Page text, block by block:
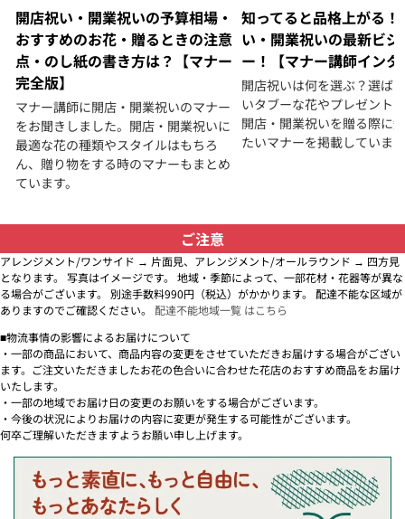
開店祝い・開業祝いの予算相場・
おすすめのお花・贈るときの注意
点・のし紙の書き方は？【マナー
完全版】
マナー講師に開店・開業祝いのマナー
をお聞きしました。開店・開業祝いに
最適な花の種類やスタイルはもちろ
ん、贈り物をする時のマナーもまとめ
ています。
知ってると品格上がる！
い・開業祝いの最新ビ
ー！【マナー講師イン
開店祝いは何を選ぶ？選ば
いタブーな花やプレゼント
開店・開業祝いを贈る際に
たいマナーを掲載していま
ご注意
アレンジメント/ワンサイド → 片面見、アレンジメント/オールラウンド → 四方見
となります。 写真はイメージです。 地域・季節によって、一部花材・花器等が異な
る場合がございます。 別途手数料990円（税込）がかかります。 配達不能な区域が
ありますのでご確認ください。 配達不能地域一覧 はこちら
■物流事情の影響によるお届けについて
・一部の商品において、商品内容の変更をさせていただきお届けする場合がござい
ます。ご注文いただきましたお花の色合いに合わせた花店のおすすめ商品をお届け
いたします。
・一部の地域でお届け日の変更のお願いをする場合がございます。
・今後の状況によりお届けの内容に変更が発生する可能性がございます。
何卒ご理解いただきますようお願い申し上げます。